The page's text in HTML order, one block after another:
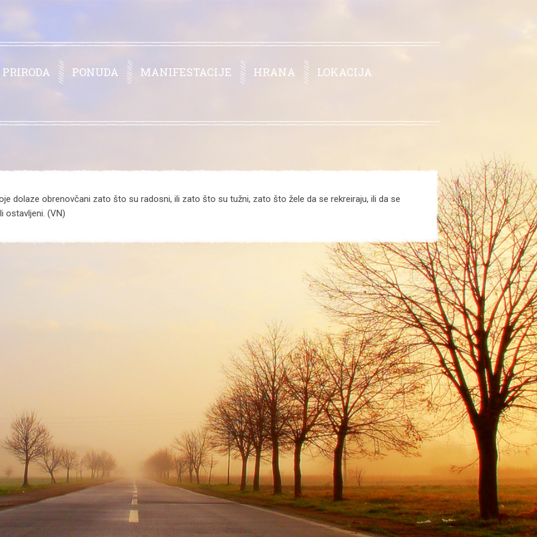
PRIRODA PONUDA MANIFESTACIJE HRANA LOKACIJA
dolaze obrenovčani zato što su radosni, ili zato što su tužni, zato što žele da se rekreiraju, ili da se
ostavljeni. (VN)